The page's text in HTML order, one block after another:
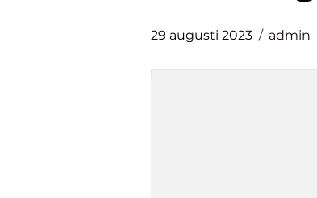
29 augusti 2023 admin